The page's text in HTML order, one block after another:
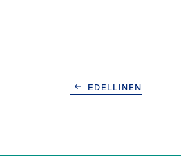
CONTINUE
EDELLINEN